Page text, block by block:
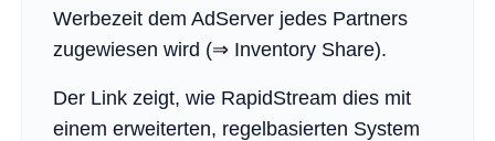
Werbezeit dem AdServer jedes Partners
zugewiesen wird (⇒ Inventory Share).
Der Link zeigt, wie RapidStream dies mit
einem erweiterten, regelbasierten System